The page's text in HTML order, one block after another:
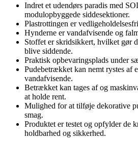
Indret et udendørs paradis med
modulopbyggede siddesektioner.
Plastrottingen er
Hynderne er vandafvisende og
Stoffet er skridsikkert, hvilket gør
blive siddende.
Praktisk opbevaringsplads under
Pudebetrækket kan nemt rystes af
vandafvisende.
Betrækket kan tages af og
at holde rent.
Mulighed for at tilføje dekorative
smag.
Produktet er testet og opfylder de
holdbarhed og sikkerhed.